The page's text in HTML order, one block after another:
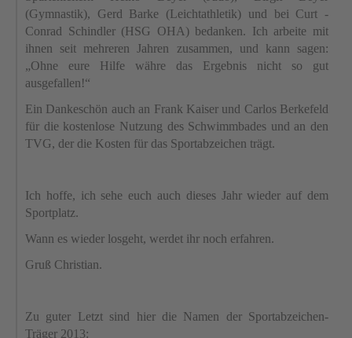
(Gymnastik), Gerd Barke (Leichtathletik) und bei Curt -
Conrad Schindler (HSG OHA) bedanken. Ich arbeite mit
ihnen seit mehreren Jahren zusammen, und kann sagen:
„Ohne eure Hilfe währe das Ergebnis nicht so gut
ausgefallen!“
Ein Dankeschön auch an Frank Kaiser und Carlos Berkefeld
für die kostenlose Nutzung des Schwimmbades und an den
TVG, der die Kosten für das Sportabzeichen trägt.
Ich hoffe, ich sehe euch auch dieses Jahr wieder auf dem
Sportplatz.
Wann es wieder losgeht, werdet ihr noch erfahren.
Gruß Christian.
Zu guter Letzt sind hier die Namen der Sportabzeichen-
Träger 2013: